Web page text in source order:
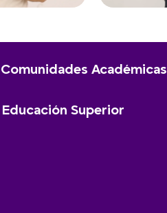
Académicas
Superior